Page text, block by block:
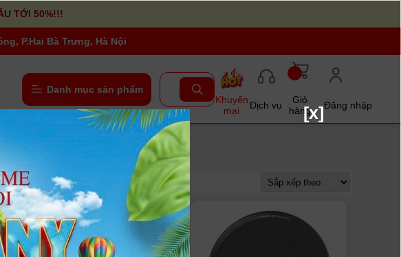
TỚI 50%!!!
P.Hai Bà Trưng, Hà Nội
Danh mục sản phẩm
Khuyến
mại
Dịch vụ
Giỏ
hàng
Đăng nhập
[x]